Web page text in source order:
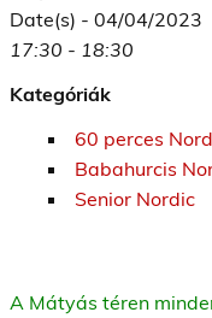
Date(s) - 04/04/2023
17:30 - 18:30
Kategóriák
60 perces
Babahurcis
Senior Nordic
A Mátyás téren